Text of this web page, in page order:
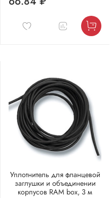
Уплотнитель для фланцевой
заглушки и объединении
корпусов RAM box, 3 м